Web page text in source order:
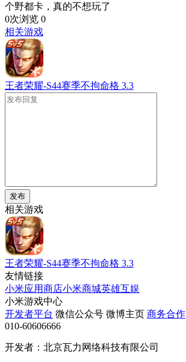
个野都卡，真的不想玩了
0次浏览 0
相关游戏
王者荣耀-S44赛季不拘命格 3.3
发布
相关游戏
王者荣耀-S44赛季不拘命格 3.3
友情链接
小米应用商店小米商城英雄互娱
小米游戏中心
开发者平台 微信公众号 微博主页 商务合作
010-60606666
开发者：北京瓦力网络科技有限公司